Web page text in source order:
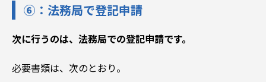
⑥：法務局で登記申請
次に行うのは、法務局での登記申請です。
必要書類は、次のとおり。